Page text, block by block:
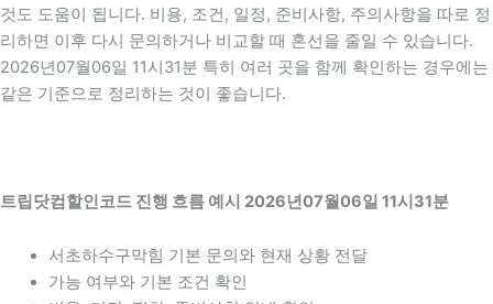
것도 도움이 됩니다. 비용, 조건, 일정, 준비사항, 주의사항을 따로 정
리하면 이후 다시 문의하거나 비교할 때 혼선을 줄일 수 있습니다.
2026년07월06일 11시31분 특히 여러 곳을 함께 확인하는 경우에는
같은 기준으로 정리하는 것이 좋습니다.
트립닷컴할인코드 진행 흐름 예시 2026년07월06일 11시31분
서초하수구막힘 기본 문의와 현재 상황 전달
가능 여부와 기본 조건 확인